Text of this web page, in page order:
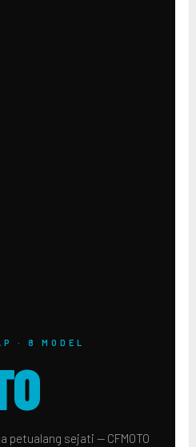
· 8 MODEL
petualang sejati — CFMOTO